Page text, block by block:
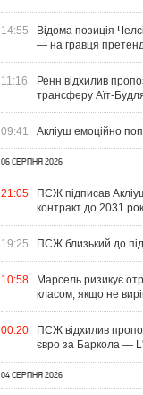
14:55
Відома позиція
— на гравця
11:16
Ренн відхилив
трансферу Аїт-
09:41 Акліуш емоційно
06 СЕРПНЯ 2026
21:05
ПСЖ підписав
контракт до 2031
19:25 ПСЖ близький до
10:58
Марсель ризикує
класом, якщо не
00:20
ПСЖ відхилив
євро за Баркола —
04 СЕРПНЯ 2026